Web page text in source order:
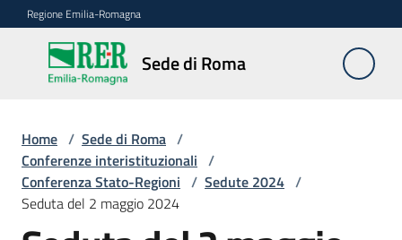
Vai al contenuto
Vai alla navigazione
Vai al footer
Regione Emilia-Romagna
Sede di Roma
Sede
di
Novità
Home / Sede di Roma /
Conferenze interistituzionali /
Conferenza Stato-Regioni / Sedute 2024 /
Seduta del 2 maggio 2024